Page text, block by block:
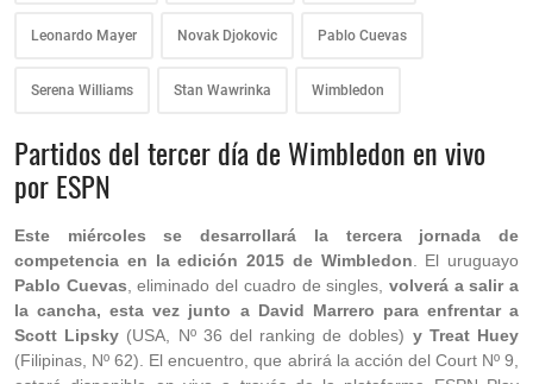
Leonardo Mayer Novak Djokovic Pablo Cuevas
Serena Williams Stan Wawrinka Wimbledon
Partidos del tercer día de Wimbledon en vivo
por ESPN
Este miércoles se desarrollará la tercera jornada de
competencia en la edición 2015 de Wimbledon . El uruguayo
Pablo Cuevas , eliminado del cuadro de singles, volverá a salir a
la cancha, esta vez junto a David Marrero para enfrentar a
Scott Lipsky (USA, Nº 36 del ranking de dobles) y Treat Huey
(Filipinas, Nº 62). El encuentro, que abrirá la acción del Court Nº 9,